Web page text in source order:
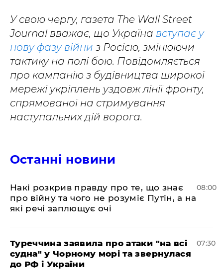
У свою чергу, газета The Wall Street
Journal вважає, що Україна вступає у
нову фазу війни з Росією, змінюючи
тактику на полі бою. Повідомляється
про кампанію з будівництва широкої
мережі укріплень уздовж лінії фронту,
спрямованої на стримування
наступальних дій ворога.
Останні новини
Накі розкрив правду про те, що знає
про війну та чого не розуміє Путін, а на
які речі заплющує очі
08:00
Туреччина заявила про атаки "на всі
судна" у Чорному морі та звернулася
до РФ і України
07:30